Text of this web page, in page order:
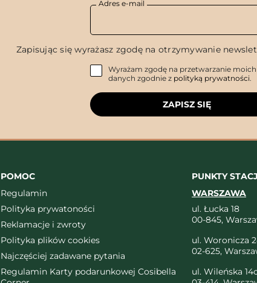
Adres e-mail
Zapisując się wyrażasz zgodę na otrzymywanie
Wyrażam zgodę na przetwarzanie moich
danych zgodnie z polityką prywatności.
ZAPISZ SIĘ
POMOC
Regulamin
Polityka prywatoności
Reklamacje i zwroty
Polityka plików cookies
Najczęściej zadawane pytania
Regulamin Karty podarunkowej Cosibella
PUNKTY
WARSZAWA
ul. Łucka 18
00-845,
ul. Woronicza
02-625,
ul. Wileńska